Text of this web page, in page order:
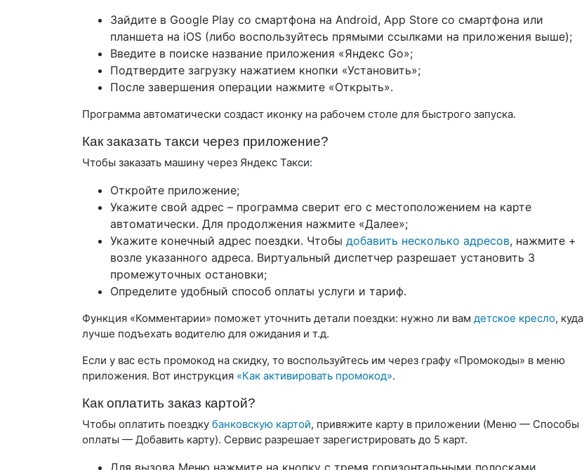
Зайдите в Google Play со смартфона на Android, App Store со смартфона или
планшета на iOS (либо воспользуйтесь прямыми ссылками на приложения выше);
Введите в поиске название приложения «Яндекс Go»;
Подтвердите загрузку нажатием кнопки «Установить»;
После завершения операции нажмите «Открыть».
Программа автоматически создаст иконку на рабочем столе для быстрого запуска.
Как заказать такси через приложение?
Чтобы заказать машину через Яндекс Такси:
Откройте приложение;
Укажите свой адрес – программа сверит его с местоположением на карте
автоматически. Для продолжения нажмите «Далее»;
Укажите конечный адрес поездки. Чтобы добавить несколько адресов, нажмите +
возле указанного адреса. Виртуальный диспетчер разрешает установить 3
промежуточных остановки;
Определите удобный способ оплаты услуги и тариф.
Функция «Комментарии» поможет уточнить детали поездки: нужно ли вам детское кресло, куда
лучше подъехать водителю для ожидания и т.д.
Если у вас есть промокод на скидку, то воспользуйтесь им через графу «Промокоды» в меню
приложения. Вот инструкция «Как активировать промокод».
Как оплатить заказ картой?
Чтобы оплатить поездку банковскую картой, привяжите карту в приложении (Меню — Способы
оплаты — Добавить карту). Сервис разрешает зарегистрировать до 5 карт.